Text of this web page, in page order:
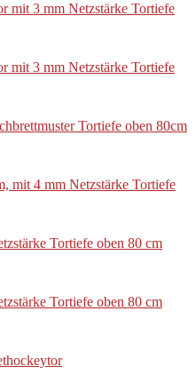
mit 3 mm Netzstärke Tortiefe
mit 3 mm Netzstärke Tortiefe
Tortiefe oben 80cm
mit 4 mm Netzstärke Tortiefe
Tortiefe oben 80 cm
Tortiefe oben 80 cm